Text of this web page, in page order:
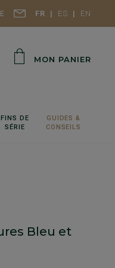
FR ES EN
MON PANIER
FINS DE
SÉRIE
GUIDES &
CONSEILS
Bleu et